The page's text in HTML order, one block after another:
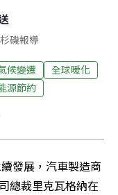
磯報導
候變遷
全球暖化
源節約
發展，汽車製造商
總裁里克瓦格納在